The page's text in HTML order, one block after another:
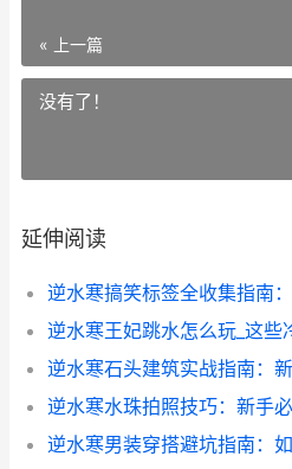
« 上一篇
没有了！
延伸阅读
逆水寒石头建筑实战指南：